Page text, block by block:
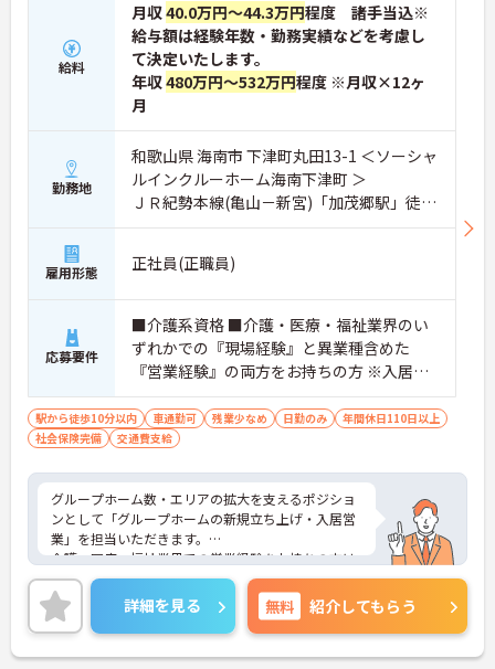
給料
月収40.0万円～44.3万円程度 諸手当込※
給与額は経験年数・勤務実績などを考慮し
て決定いたします。
年収480万円～532万円程度 ※月収×12ヶ
月
勤務地
和歌山県 海南市 下津町丸田13-1 ＜ソーシャ
ルインクルーホーム海南下津町 ＞
ＪＲ紀勢本線(亀山－新宮)「加茂郷駅」徒歩
1分
雇用形態 正社員(正職員)
応募要件
■介護系資格 ■介護・医療・福祉業界のい
ずれかでの『現場経験』と異業種含めた
『営業経験』の両方をお持ちの方 ※入居営
業の経験（施設長兼任可）必須 ※介護・医
療・福祉業界での営業経験お持ちの方はも
ちろん大歓迎 ※入居相談員の経験、施設管
務の経験がある方歓迎 ■普通自動車免許(AT
限定可)
駅から徒歩10分以内 車通勤可 残業少なめ 日勤のみ
年間休日110日以上
社会保険完備
交通費支給
グループホーム数・エリアの拡大を支えるポジショ
ンとして「グループホームの新規立ち上げ・入居営
業」を担当いただきます。
介護・医療・福祉業界での営業経験をお持ちの方は
もちろん、入居相談員の経験、採用業務やマネジメ
ント経験のある方も即戦力としてご活躍いただま
す。子育て中の方も無理なく働ける環境です。年間
休日120日あり、ワークライフバランスも大切にし
ていただます。
詳細を見る 無料 紹介してもらう